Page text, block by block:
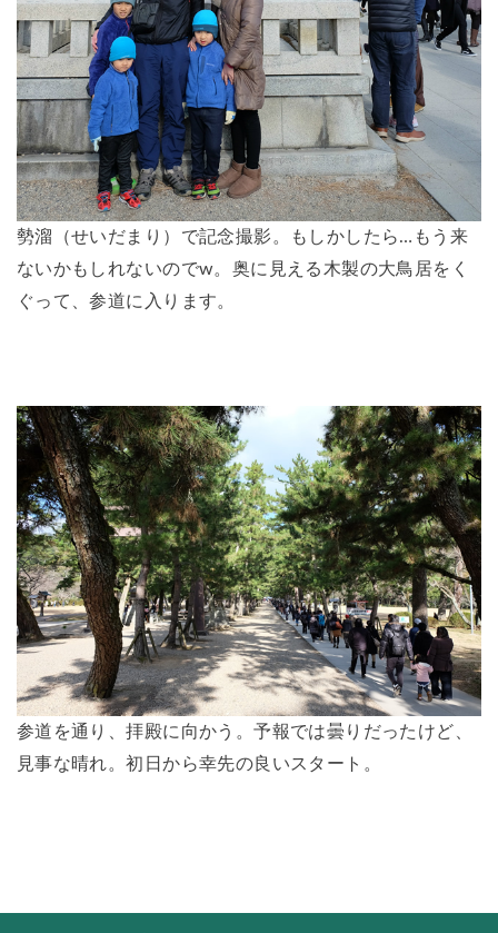
勢溜（せいだまり）で記念撮影。もしかしたら…もう来
ないかもしれないのでw。奥に見える木製の大鳥居をく
ぐって、参道に入ります。
参道を通り、拝殿に向かう。予報では曇りだったけど、
見事な晴れ。初日から幸先の良いスタート。